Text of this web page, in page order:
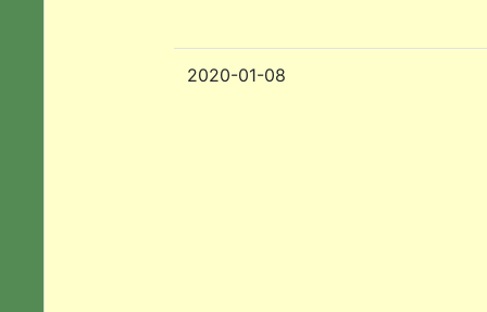
2020-01-08